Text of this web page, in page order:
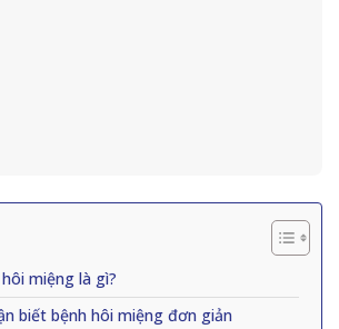
miệng là gì?
biết bệnh hôi miệng đơn giản